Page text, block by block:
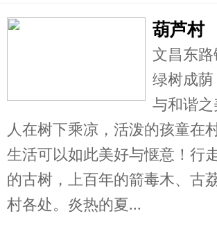
葫芦村
文昌东
绿树成
与和谐
人在树下乘凉，活泼的孩童
生活可以如此美好与惬意！行
的古树，上百年的箭毒木、古
村各处。炎热的夏...